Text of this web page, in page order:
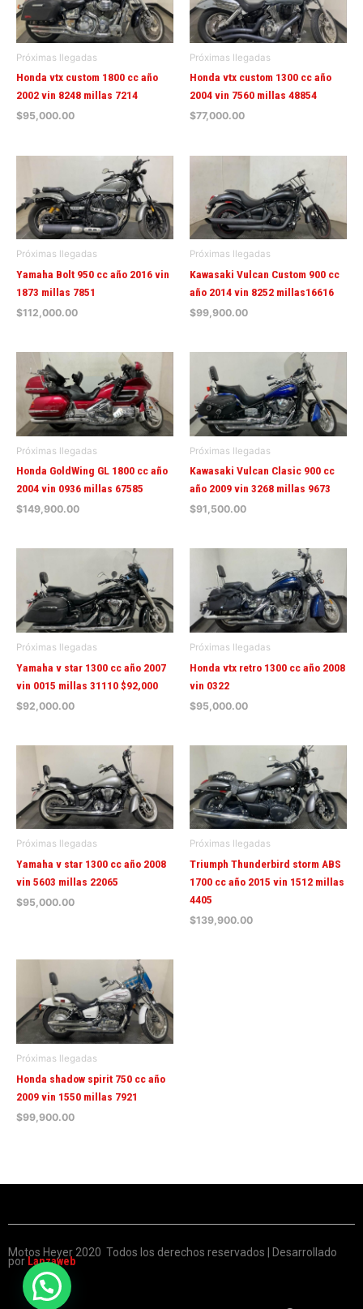
Próximas llegadas
Honda vtx custom 1800 cc año
2002 vin 8248 millas 7214
$95,000.00
Próximas llegadas
Honda vtx custom 1300 cc año
2004 vin 7560 millas 48854
$77,000.00
Próximas llegadas
Yamaha Bolt 950 cc año 2016 vin
1873 millas 7851
$112,000.00
Próximas llegadas
Kawasaki Vulcan Custom 900 cc
año 2014 vin 8252 millas16616
$99,900.00
Próximas llegadas
Honda GoldWing GL 1800 cc año
2004 vin 0936 millas 67585
$149,900.00
Próximas llegadas
Kawasaki Vulcan Clasic 900 cc
año 2009 vin 3268 millas 9673
$91,500.00
Próximas llegadas
Yamaha v star 1300 cc año 2007
vin 0015 millas 31110 $92,000
$92,000.00
Próximas llegadas
Honda vtx retro 1300 cc año 2008
vin 0322
$95,000.00
Próximas llegadas
Yamaha v star 1300 cc año 2008
vin 5603 millas 22065
$95,000.00
Próximas llegadas
Triumph Thunderbird storm ABS
1700 cc año 2015 vin 1512 millas
4405
$139,900.00
Próximas llegadas
Honda shadow spirit 750 cc año
2009 vin 1550 millas 7921
$99,900.00
Motos Heyer 2020 Todos los derechos reservados | Desarrollado
por Lanzaweb